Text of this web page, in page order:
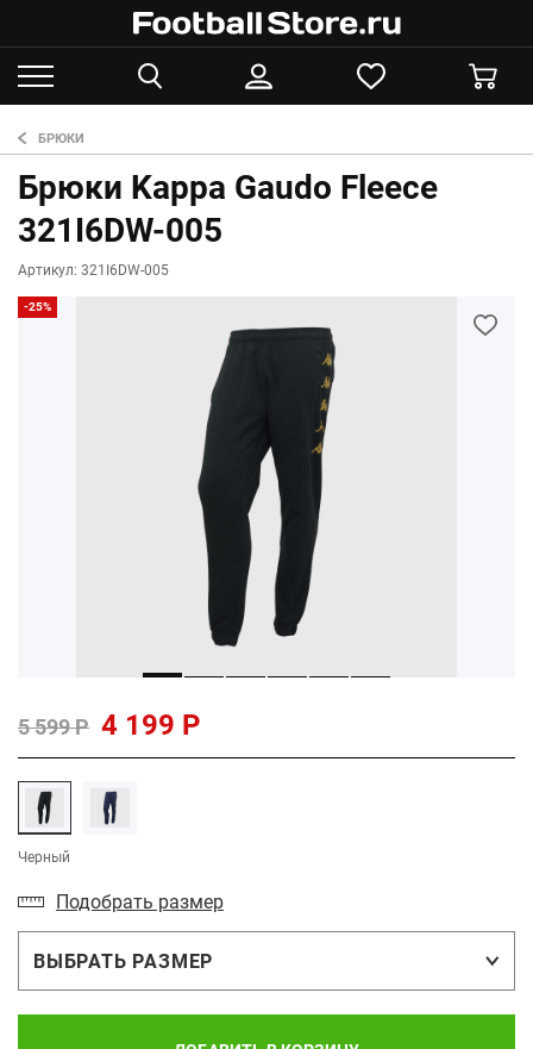
БРЮКИ
Брюки Kappa Gaudo Fleece
321I6DW-005
Артикул: 321I6DW-005
-25%
5 599 Р 4 199 Р
Черный
Подобрать размер
ВЫБРАТЬ РАЗМЕР